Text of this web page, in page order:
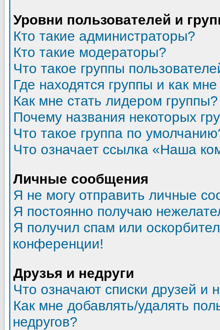
Уровни пользователей и
Кто такие администраторы?
Кто такие модераторы?
Что такое группы
Где находятся группы и как
Как мне стать лидером группы?
Почему названия некоторых
Что такое группа по
Что означает ссылка «Наша
Личные сообщения
Я не могу отправить личные
Я постоянно получаю
Я получил спам или
конференции!
Друзья и недруги
Что означают списки друзей и
Как мне добавлять/удалять
недругов?